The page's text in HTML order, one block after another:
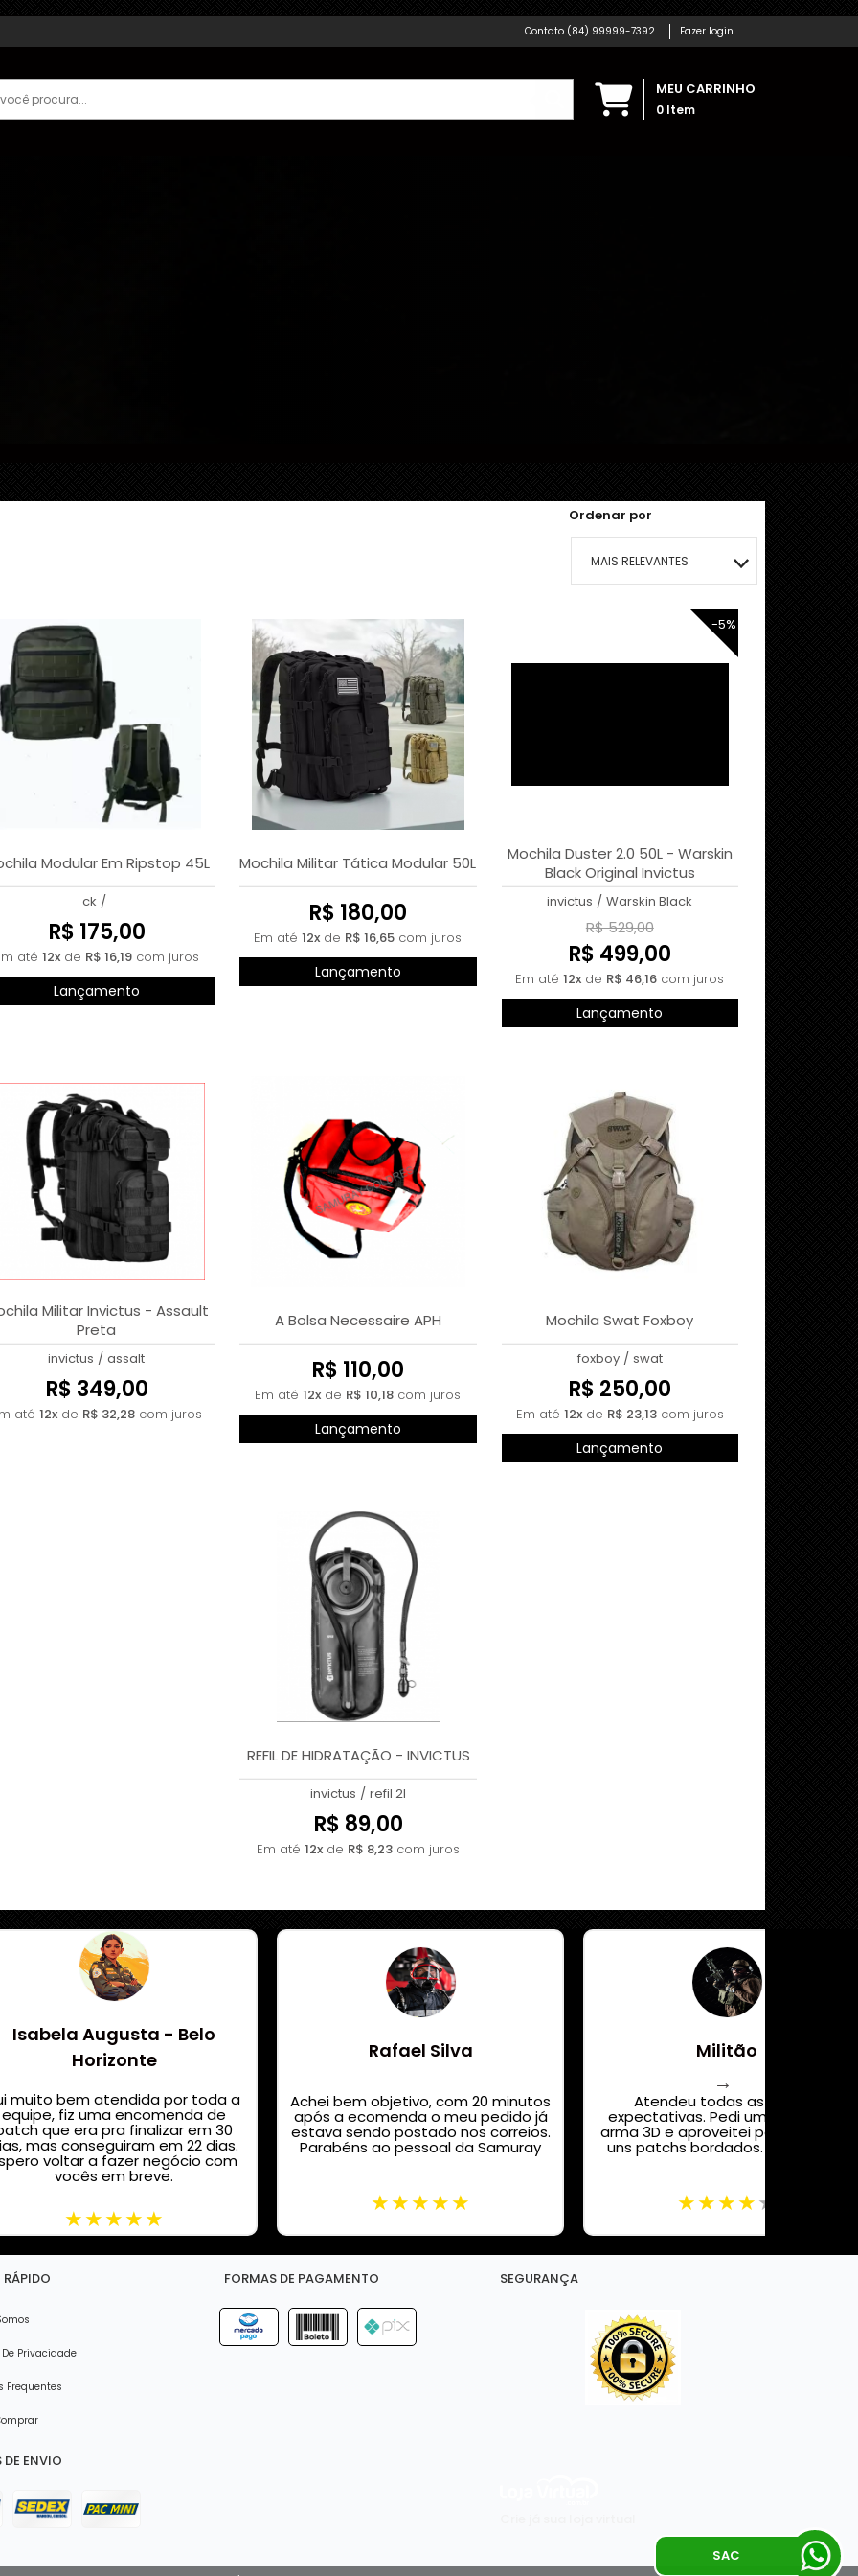
(84) 99999-7392 Fazer login
MEU CARRINHO
0 Item
Ordenar por
MAIS RELEVANTES
Modular Em Ripstop 45L
ck /
R$ 175,00
até 12xde R$ 16,19com juros
Lançamento
Mochila Militar Tática Modular 50L
R$ 180,00
Em até12x de R$ 16,65 com juros
Lançamento
-5%
Mochila Duster 2.0 50L - Warskin
Black Original Invictus
invictus / Warskin Black
R$ 529,00
R$ 499,00
Em até12x de R$ 46,16 com juros
Lançamento
Militar Invictus - Assault
Preta
invictus / assalt
R$ 349,00
até 12xde R$ 32,28com juros
A Bolsa Necessaire APH
R$ 110,00
Em até12x de R$ 10,18 com juros
Lançamento
Mochila Swat Foxboy
foxboy / swat
R$ 250,00
Em até 12xde R$ 23,13com juros
Lançamento
REFIL DE HIDRATAÇÃO - INVICTUS
invictus / refil 2l
R$ 89,00
Em até 12x de R$ 8,23 com juros
Isabela Augusta - Belo
Horizonte
muito bem atendida por toda a
equipe, fiz uma encomenda de
que era pra finalizar em 30
mas conseguiram em 22 dias.
voltar a fazer negócio com
vocês em breve.
Rafael Silva
Achei bem objetivo, com 20 minutos
após a ecomenda o meu pedido já
estava sendo postado nos correios.
Parabéns ao pessoal da Samuray
Militão
Atendeu todas as minhas
expectativas. Pedi um quadro de
arma 3D e aproveitei para comprar
uns patchs bordados. Tudo certo
Privacidade
Frequentes
ENVIO
FORMAS DE PAGAMENTO SEGURANÇA
SAC